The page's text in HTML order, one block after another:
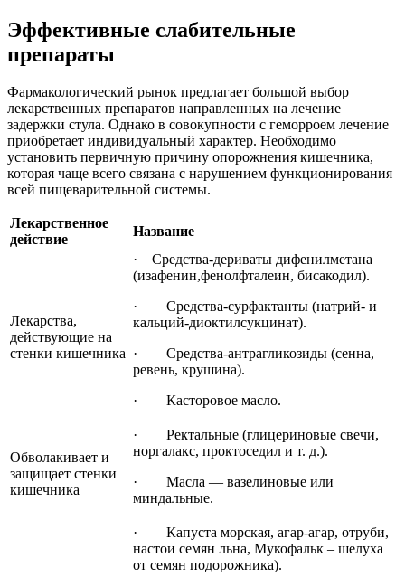
Эффективные слабительные
препараты
Фармакологический рынок предлагает большой выбор
лекарственных препаратов направленных на лечение
задержки стула. Однако в совокупности с геморроем лечение
приобретает индивидуальный характер. Необходимо
установить первичную причину опорожнения кишечника,
которая чаще всего связана с нарушением функционирования
всей пищеварительной системы.
Лекарственное
действие
Название
Лекарства,
действующие на
стенки кишечника
· Средства-дериваты дифенилметана
(изафенин,фенолфталеин, бисакодил).
· Средства-сурфактанты (натрий- и
кальций-диоктилсукцинат).
· Средства-антрагликозиды (сенна,
ревень, крушина).
· Касторовое масло.
Обволакивает и
защищает стенки
кишечника
· Ректальные (глицериновые свечи,
норгалакс, проктоседил и т. д.).
· Масла — вазелиновые или
миндальные.
· Капуста морская, агар-агар, отруби,
настои семян льна, Мукофальк – шелуха
от семян подорожника).